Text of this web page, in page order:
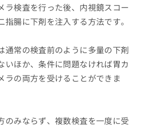
ラ検査を行った後、内視鏡スコー
指腸に下剤を注入する方法です。
通常の検査前のように多量の下剤
いほか、条件に問題なければ胃カ
ラの両方を受けることができま
のみならず、複数検査を一度に受